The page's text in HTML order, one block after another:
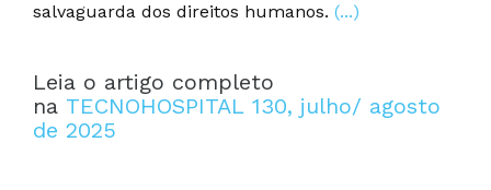
salvaguarda dos direitos humanos. (...)
Leia o artigo completo
na TECNOHOSPITAL 130, julho/ agosto
de 2025